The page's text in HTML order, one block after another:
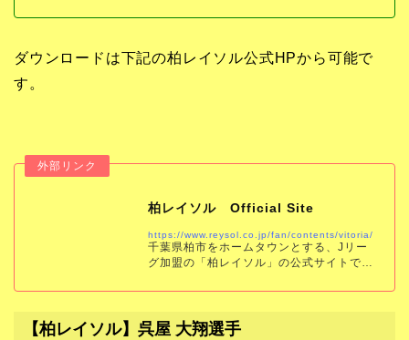
ダウンロードは下記の柏レイソル公式HPから可能で
す。
柏レイソル Official Site
https://www.reysol.co.jp/fan/contents/vitoria/
千葉県柏市をホームタウンとする、Jリー
グ加盟の「柏レイソル」の公式サイトで
チーム情報をいち早くお届けします。
【柏レイソル】呉屋 大翔選手